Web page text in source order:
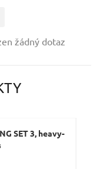
žádný dotaz
SET 3, heavy-